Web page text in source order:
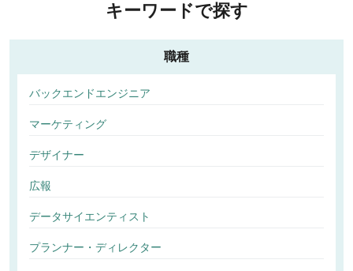
キーワードで探す
職種
バックエンドエンジニア
マーケティング
デザイナー
広報
データサイエンティスト
プランナー・ディレクター